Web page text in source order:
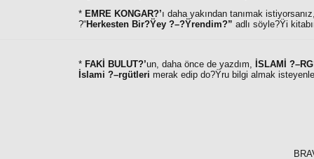
* EMRE KONGAR?’ı daha yakından tanımak
?“Herkesten Bir?Ÿey ?–?Ÿrendim?” adlı söyle?Ÿi
* FAKİ BULUT?’un, daha önce de yazdım, İSLAMİ
İslami ?–rgütleri merak edip do?Ÿru bilgi almak